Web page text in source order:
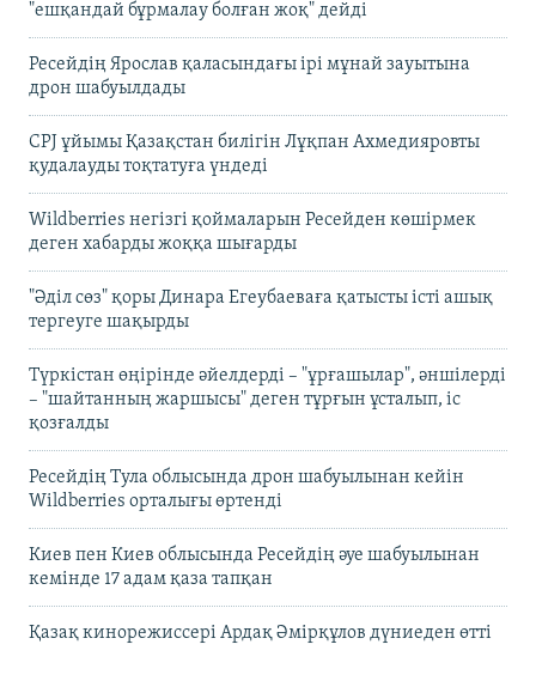
"ешқандай бұрмалау болған жоқ" дейді
Ресейдің Ярослав қаласындағы ірі мұнай зауытына
дрон шабуылдады
CPJ ұйымы Қазақстан билігін Лұқпан Ахмедияровты
қудалауды тоқтатуға үндеді
Wildberries негізгі қоймаларын Ресейден көшірмек
деген хабарды жоққа шығарды
"Әділ сөз" қоры Динара Егеубаеваға қатысты істі ашық
тергеуге шақырды
Түркістан өңірінде әйелдерді – "ұрғашылар", әншілерді
– "шайтанның жаршысы" деген тұрғын ұсталып, іс
қозғалды
Ресейдің Тула облысында дрон шабуылынан кейін
Wildberries орталығы өртенді
Киев пен Киев облысында Ресейдің әуе шабуылынан
кемінде 17 адам қаза тапқан
Қазақ кинорежиссері Ардақ Әмірқұлов дүниеден өтті